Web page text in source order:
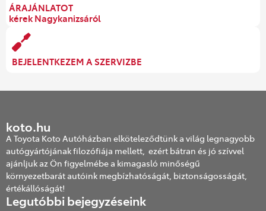
ÁRAJÁNLATOT
kérek Nagykanizsáról
BEJELENTKEZEM A SZERVIZBE
koto.hu
A Toyota Koto Autóházban elköteleződtünk a világ legnagyobb
autógyártójának filozófiája mellett, ezért bátran és jó szívvel
ajánljuk az Ön figyelmébe a kimagasló minőségű
környezetbarát autóink megbízhatóságát, biztonságosságát,
értékállóságát!
Legutóbbi bejegyzéseink